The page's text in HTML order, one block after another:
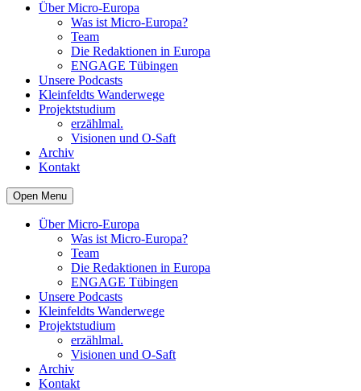
Über Micro-Europa
Was ist Micro-Europa?
Team
Die Redaktionen in Europa
ENGAGE Tübingen
Unsere Podcasts
Kleinfeldts Wanderwege
Projektstudium
erzählmal.
Visionen und O-Saft
Archiv
Kontakt
Open Menu
Über Micro-Europa
Was ist Micro-Europa?
Team
Die Redaktionen in Europa
ENGAGE Tübingen
Unsere Podcasts
Kleinfeldts Wanderwege
Projektstudium
erzählmal.
Visionen und O-Saft
Archiv
Kontakt